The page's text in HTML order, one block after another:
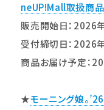
neUP!Mall取扱商品
販売開始日：2026
受付締切日：2026
商品お届け予定：
★モーニング娘。